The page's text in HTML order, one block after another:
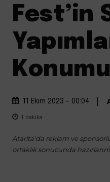
Fest’in
11 Ekim 2023 - 00:04
1 dakika
Atarita'da reklam ve
ortaklık sonucunda